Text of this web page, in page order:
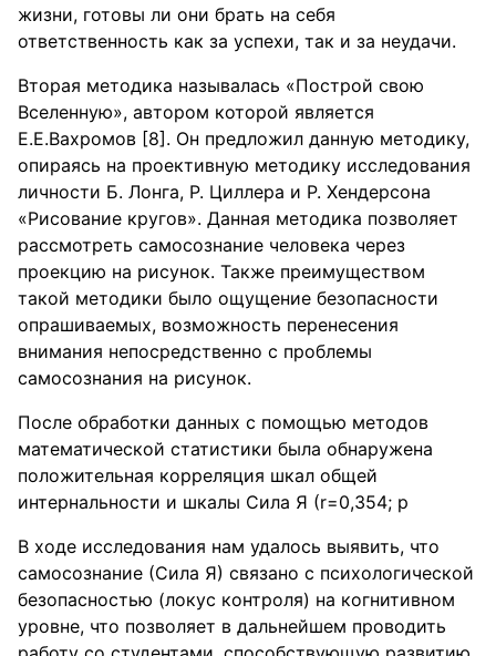
жизни, готовы ли они брать на себя
ответственность как за успехи, так и за неудачи.
Вторая методика называлась «Построй свою
Вселенную», автором которой является
Е.Е.Вахромов [8]. Он предложил данную методику,
опираясь на проективную методику исследования
личности Б. Лонга, Р. Циллера и Р. Хендерсона
«Рисование кругов». Данная методика позволяет
рассмотреть самосознание человека через
проекцию на рисунок. Также преимуществом
такой методики было ощущение безопасности
опрашиваемых, возможность перенесения
внимания непосредственно с проблемы
самосознания на рисунок.
После обработки данных с помощью методов
математической статистики была обнаружена
положительная корреляция шкал общей
интернальности и шкалы Сила Я (r=0,354; p
В ходе исследования нам удалось выявить, что
самосознание (Сила Я) связано с психологической
безопасностью (локус контроля) на когнитивном
уровне, что позволяет в дальнейшем проводить